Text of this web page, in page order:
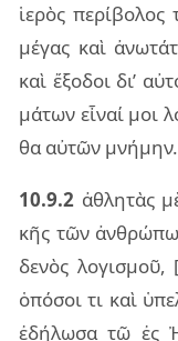
ἱε­ρὸς
μέ­γας καὶ
καὶ ἔξο­δοι δι’
μά­των εἶ­ναί μοι
θα αὐ­τῶν μνή­μην.
10.9.2 ἀθλη­τὰς
κῆς τῶν
δε­νὸς
ὁπό­σοι τι καὶ
ἐδή­λω­σα τῷ ἐς